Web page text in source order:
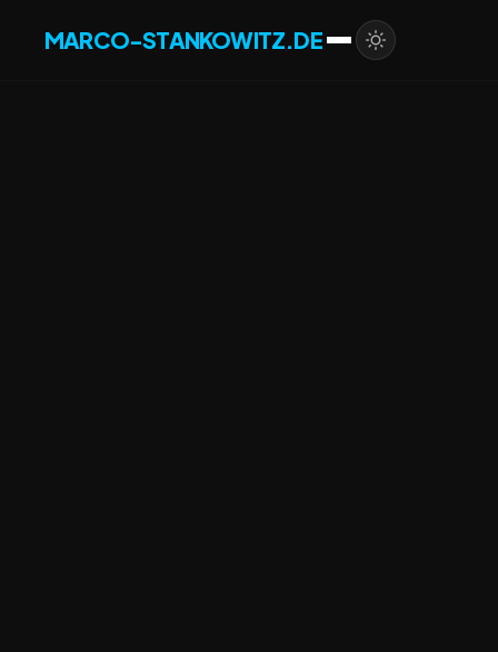
MARCO-STANKOWITZ.DE